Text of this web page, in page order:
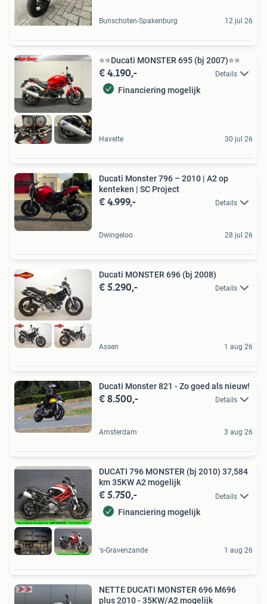
Bunschoten-Spakenburg 12 jul 26
⭐️⭐Ducati MONSTER 695 (bj 2007)⭐️⭐
€ 4.190,- Details
Financiering mogelijk
Havelte 30 jul 26
Ducati Monster 796 – 2010 | A2 op
kenteken | SC Project
€ 4.999,- Details
Dwingeloo 28 jul 26
Ducati MONSTER 696 (bj 2008)
€ 5.290,- Details
Assen 1 aug 26
Ducati Monster 821 - Zo goed als nieuw!
€ 8.500,- Details
Amsterdam 3 aug 26
DUCATI 796 MONSTER (bj 2010) 37,584
km 35KW A2 mogelijk
€ 5.750,- Details
Financiering mogelijk
's-Gravenzande 1 aug 26
NETTE DUCATI MONSTER 696 M696
plus 2010 - 35KW/A2 mogelijk